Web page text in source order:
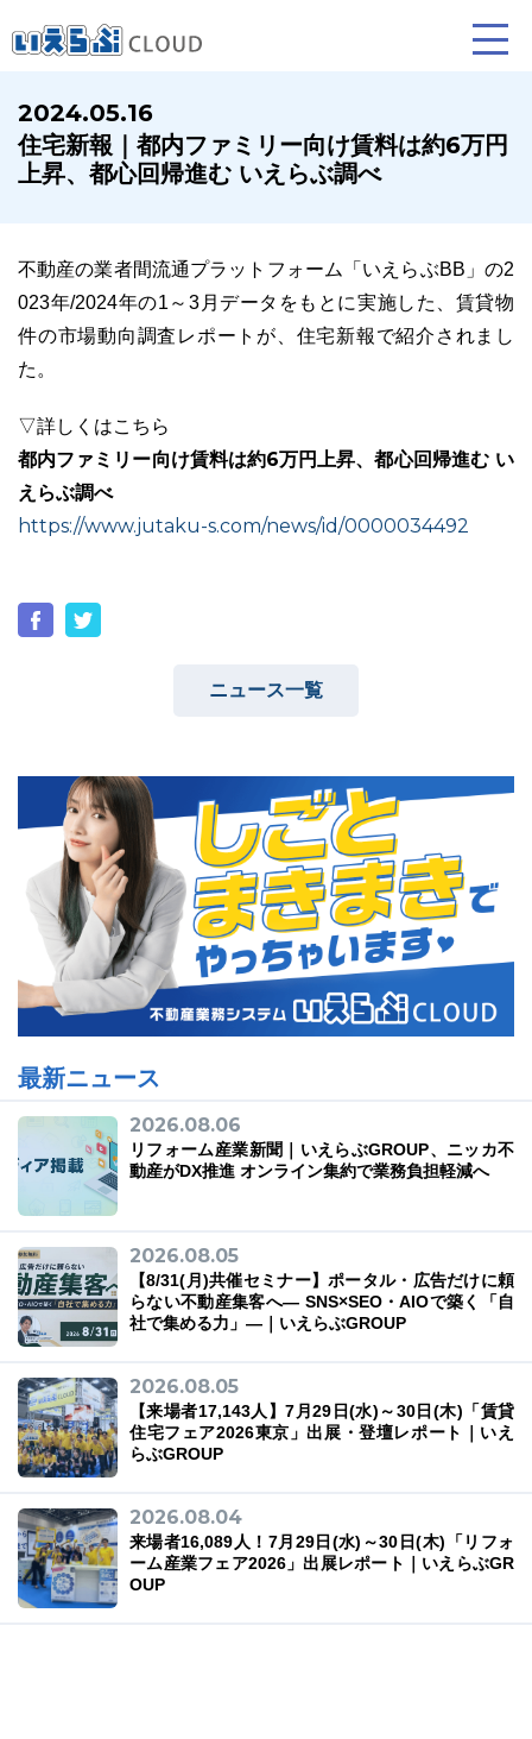
賃貸仲介 売買仲介
ホームページ制作について プラン紹介･制作の流れ
ニュース一覧 お役立ちブログ 資料ダウンロード
特長 サービス一覧
2024.05.16
住宅新報｜都内ファミリー向け賃料は約6万円
上昇、都心回帰進む いえらぶ調べ
不動産の業者間流通プラットフォーム「いえらぶBB」の2
023年/2024年の1～3月データをもとに実施した、賃貸物
件の市場動向調査レポートが、住宅新報で紹介されまし
た。
▽詳しくはこちら
都内ファミリー向け賃料は約6万円上昇、都心回帰進む い
えらぶ調べ
https://www.jutaku-s.com/news/id/0000034492
ニュース一覧
最新ニュース
2026.08.06
リフォーム産業新聞｜いえらぶGROUP、ニッカ不
動産がDX推進 オンライン集約で業務負担軽減へ
2026.08.05
【8/31(月)共催セミナー】ポータル・広告だけに頼
らない不動産集客へ― SNS×SEO・AIOで築く「自
社で集める力」―｜いえらぶGROUP
2026.08.05
【来場者17,143人】7月29日(水)～30日(木)「賃貸
住宅フェア2026東京」出展・登壇レポート｜いえ
らぶGROUP
2026.08.04
来場者16,089人！7月29日(水)～30日(木)「リフォ
ーム産業フェア2026」出展レポート｜いえらぶGR
OUP